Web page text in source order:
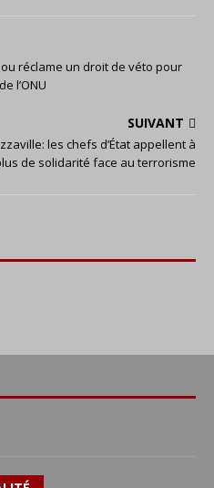
réclame un droit de véto pour
l’ONU
SUIVANT
les chefs d’État appellent à
de solidarité face au terrorisme